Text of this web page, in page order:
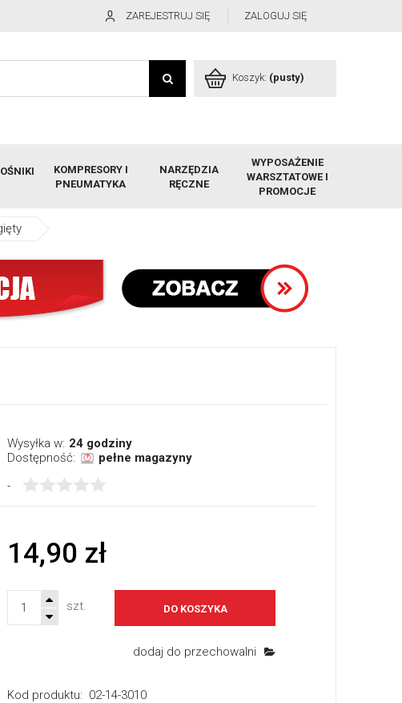
ZAREJESTRUJ SIĘ ZALOGUJ SIĘ
Koszyk: (pusty)
KOMPRESORY I
PNEUMATYKA
NARZĘDZIA
RĘCZNE
WYPOSAŻENIE
WARSZTATOWE I
PROMOCJE
Wysyłka w: 24 godziny
Dostępność:
pełne magazyny
-
14,90 zł
szt. DO KOSZYKA
dodaj do przechowalni
Kod produktu: 02-14-3010